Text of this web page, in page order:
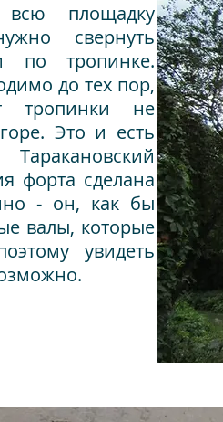
площадку
свернуть
по тропинке.
до тех пор,
тропинки не
Это и есть
форта сделана
- он, как бы
валы, которые
увидеть